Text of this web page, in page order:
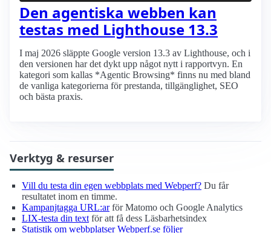
Den agentiska webben kan
testas med Lighthouse 13.3
I maj 2026 släppte Google version 13.3 av Lighthouse, och i
den versionen har det dykt upp något nytt i rapportvyn. En
kategori som kallas *Agentic Browsing* finns nu med bland
de vanliga kategorierna för prestanda, tillgänglighet, SEO
och bästa praxis.
Verktyg & resurser
Vill du testa din egen webbplats med Webperf? Du får
resultatet inom en timme.
Kampanjtagga URL:arför Matomo och Google Analytics
LIX-testa din text för att få dess Läsbarhetsindex
Statistik om webbplatser Webperf.se följer